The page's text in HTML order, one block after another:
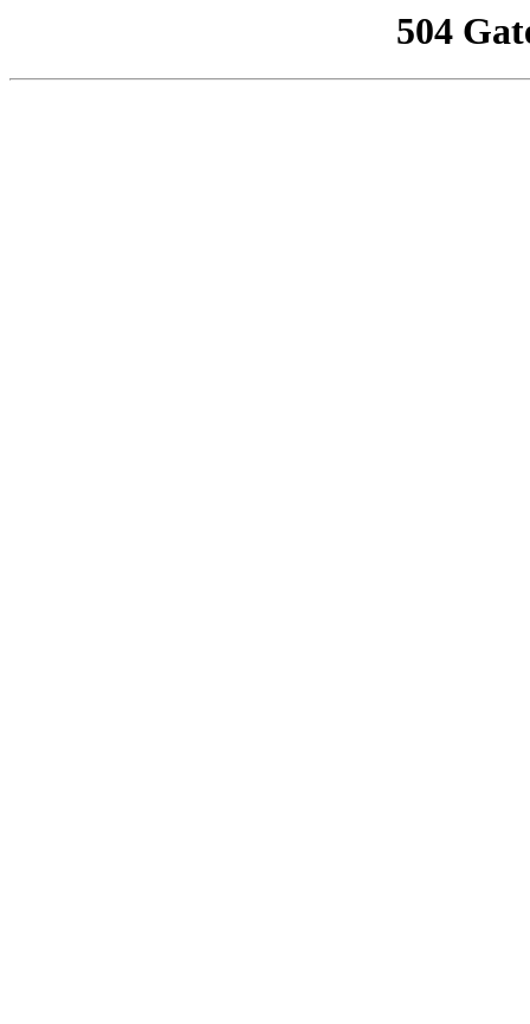
504